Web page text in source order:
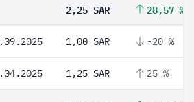
2,25 SAR 28,57 %
1,00 SAR -20 %
1,25 SAR 25 %